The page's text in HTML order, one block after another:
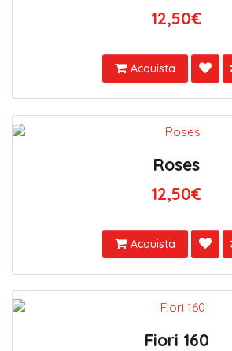
12,50€
Acquista
Roses
12,50€
Acquista
Fiori 160